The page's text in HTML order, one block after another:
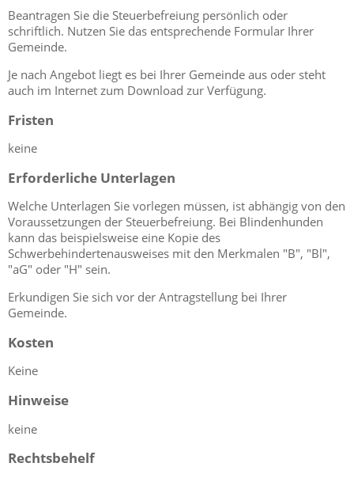
Beantragen Sie die Steuerbefreiung persönlich oder
schriftlich. Nutzen Sie das entsprechende Formular Ihrer
Gemeinde.
Je nach Angebot liegt es bei Ihrer Gemeinde aus oder steht
auch im Internet zum Download zur Verfügung.
Fristen
keine
Erforderliche Unterlagen
Welche Unterlagen Sie vorlegen müssen, ist abhängig von den
Voraussetzungen der Steuerbefreiung. Bei Blindenhunden
kann das beispielsweise eine Kopie des
Schwerbehindertenausweises mit den Merkmalen "B", "Bl",
"aG" oder "H" sein.
Erkundigen Sie sich vor der Antragstellung bei Ihrer
Gemeinde.
Kosten
Keine
Hinweise
keine
Rechtsbehelf